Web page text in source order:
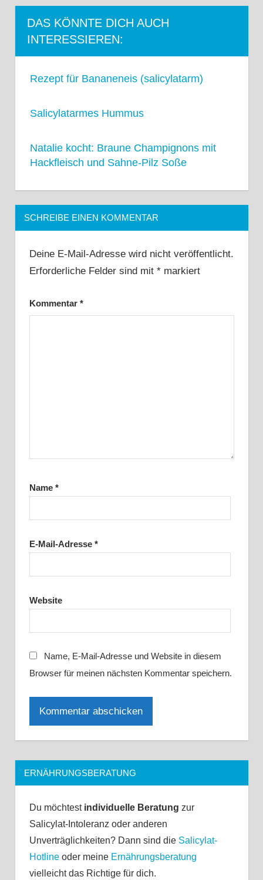
DAS KÖNNTE DICH AUCH
INTERESSIEREN:
Rezept für Bananeneis (salicylatarm)
Salicylatarmes Hummus
Natalie kocht: Braune Champignons mit
Hackfleisch und Sahne-Pilz Soße
SCHREIBE EINEN KOMMENTAR
Deine E-Mail-Adresse wird nicht veröffentlicht.
Erforderliche Felder sind mit *markiert
Kommentar *
Name *
E-Mail-Adresse *
Website
Name, E-Mail-Adresse und Website in diesem
Browser für meinen nächsten Kommentar speichern.
ERNÄHRUNGSBERATUNG
Du möchtest individuelle Beratung zur
Salicylat-Intoleranz oder anderen
Unverträglichkeiten? Dann sind die Salicylat-
Hotlineoder meine Ernährungsberatung
vielleicht das Richtige für dich.